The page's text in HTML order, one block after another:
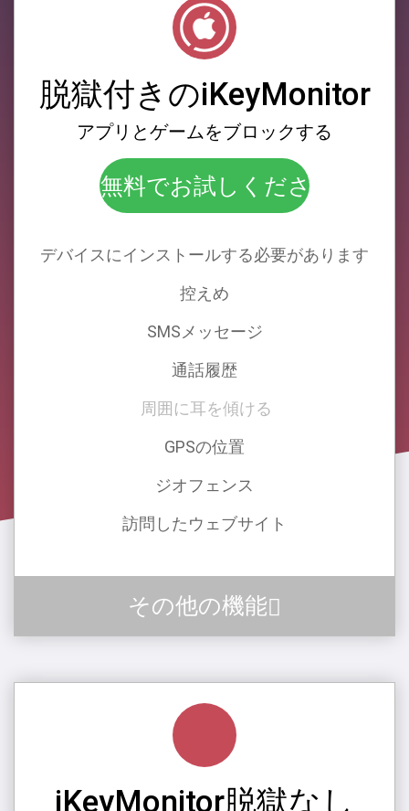
脱獄付きのiKeyMonitor
アプリとゲームをブロックする
無料でお試しください！
デバイスにインストールする必要があります
控えめ
SMSメッセージ
通話履歴
周囲に耳を傾ける
GPSの位置
ジオフェンス
訪問したウェブサイト
その他の機能
iKeyMonitor脱獄なし